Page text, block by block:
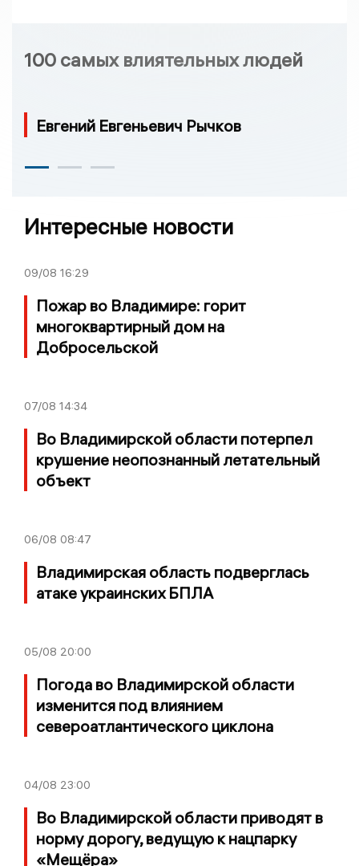
100 самых влиятельных людей
Евгений Евгеньевич Рычков
Интересные новости
09/08 16:29
Пожар во Владимире: горит
многоквартирный дом на
Добросельской
07/08 14:34
Во Владимирской области потерпел
крушение неопознанный летательный
объект
06/08 08:47
Владимирская область подверглась
атаке украинских БПЛА
05/08 20:00
Погода во Владимирской области
изменится под влиянием
североатлантического циклона
04/08 23:00
Во Владимирской области приводят в
норму дорогу, ведущую к нацпарку
«Мещёра»